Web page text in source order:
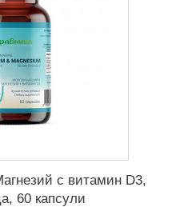
с витамин D3,
60 капсули